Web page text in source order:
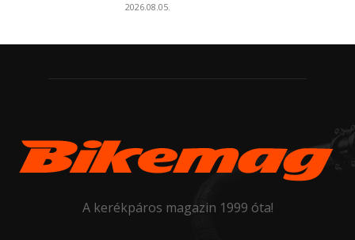
2026.08.05.
A kerékpáros magazin 1999 óta!